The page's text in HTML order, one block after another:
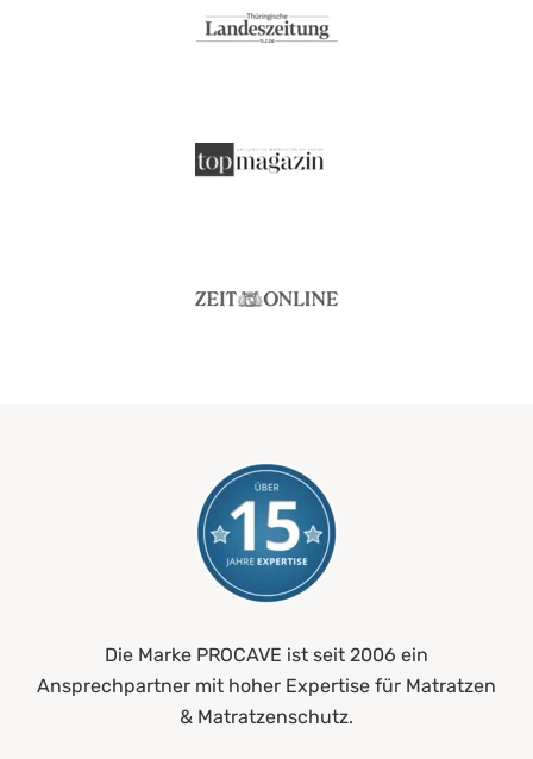
Die Marke PROCAVE ist seit 2006 ein
Ansprechpartner mit hoher Expertise für Matratzen
& Matratzenschutz.